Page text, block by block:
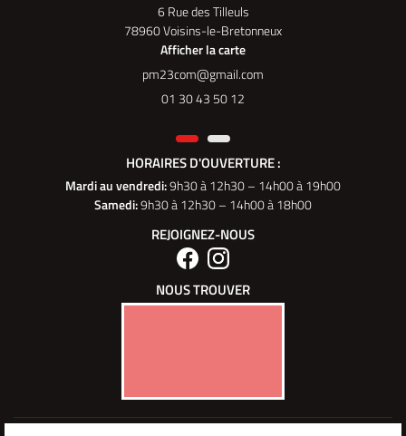
6 Rue des Tilleuls
78960 Voisins-le-Bretonneux
Afficher la carte
01 30 43 50 12
HORAIRES D'OUVERTURE :
Mardi au vendredi:9h30 à 12h30 – 14h00 à 19h00
Samedi:9h30 à 12h30 – 14h00 à 18h00
REJOIGNEZ-NOUS
NOUS TROUVER